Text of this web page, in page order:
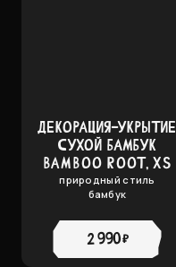
ДЕКОРАЦИЯ-УКРЫТИЕ
СУХОЙ БАМБУК
BAMBOO ROOT, XS
природный стиль
бамбук
2 990 ₽